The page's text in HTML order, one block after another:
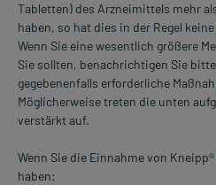
Tabletten) des Arzneimittels mehr
haben, so hat dies in der Regel
Wenn Sie eine wesentlich größere
Sie sollten, benachrichtigen Sie
gegebenenfalls erforderliche
Möglicherweise treten die unten
verstärkt auf.
Wenn Sie die Einnahme von
haben: